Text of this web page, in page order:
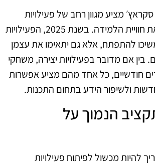
מציע מגוון רחב של פעילויות
שיכולות להעשיר את חוויית הלמידה. בשנת 2025, הפעילויות
להתפתח, אלא גם יתאימו את עצמן
בין אם מדובר בפעילויות יצירה, משחקי
חודשיים, כל אחד מהם מציע אפשרות
ולשיפור הידע בתחום התכנות.
הנמוך על
להיות מכשול לפיתוח פעילויות